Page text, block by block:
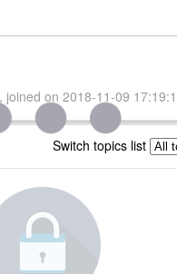
joined on 2018-11-09
Switch topics list